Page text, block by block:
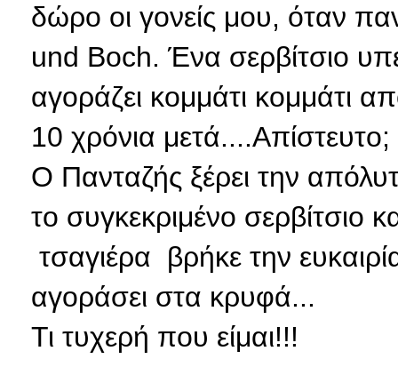
δώρο οι γονείς μου, όταν
und Boch. Ένα σερβίτσιο
αγοράζει κομμάτι κομμάτι
10 χρόνια μετά....Απίστευτο;
Ο Πανταζής ξέρει την
το συγκεκριμένο σερβίτσιο
τσαγιέρα βρήκε την
αγοράσει στα κρυφά...
Τι τυχερή που είμαι!!!